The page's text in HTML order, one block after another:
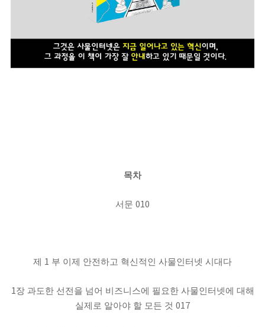
목차
서문 010
제 1 부 이제 안전하고 혁신적인 사물인터넷 시대다
1장 과도한 선전을 넘어 비즈니스에 필요한 사물인터넷에 대해
실제로 알아야 할 모든 것 017